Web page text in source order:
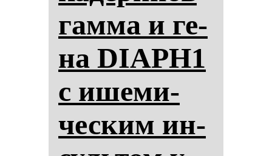
гам­ма и ге­
на DIAPH1
с ише­ми­
чес­ким ин­